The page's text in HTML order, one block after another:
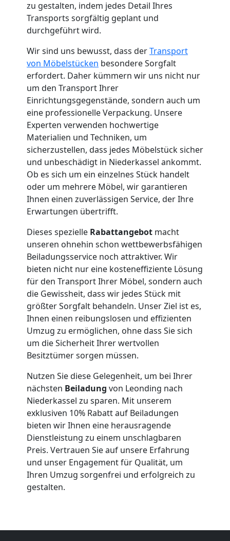
zu gestalten, indem jedes Detail Ihres
Transports sorgfältig geplant und
durchgeführt wird.
Wir sind uns bewusst, dass derTransport
von Möbelstücken besondere Sorgfalt
erfordert. Daher kümmern wir uns nicht nur
um den Transport Ihrer
Einrichtungsgegenstände, sondern auch um
eine professionelle Verpackung. Unsere
Experten verwenden hochwertige
Materialien und Techniken, um
sicherzustellen, dass jedes Möbelstück sicher
und unbeschädigt in Niederkassel ankommt.
Ob es sich um ein einzelnes Stück handelt
oder um mehrere Möbel, wir garantieren
Ihnen einen zuverlässigen Service, der Ihre
Erwartungen übertrifft.
Dieses spezielle Rabattangebot macht
unseren ohnehin schon wettbewerbsfähigen
Beiladungsservice noch attraktiver. Wir
bieten nicht nur eine kosteneffiziente Lösung
für den Transport Ihrer Möbel, sondern auch
die Gewissheit, dass wir jedes Stück mit
größter Sorgfalt behandeln. Unser Ziel ist es,
Ihnen einen reibungslosen und effizienten
Umzug zu ermöglichen, ohne dass Sie sich
um die Sicherheit Ihrer wertvollen
Besitztümer sorgen müssen.
Nutzen Sie diese Gelegenheit, um bei Ihrer
nächsten Beiladung von Leonding nach
Niederkassel zu sparen. Mit unserem
exklusiven 10% Rabatt auf Beiladungen
bieten wir Ihnen eine herausragende
Dienstleistung zu einem unschlagbaren
Preis. Vertrauen Sie auf unsere Erfahrung
und unser Engagement für Qualität, um
Ihren Umzug sorgenfrei und erfolgreich zu
gestalten.
Küchenumzug
Leonding
Umzug
und
Lagerung
Leonding
Full-
Service-
Umzug
Leonding
Qualitäts-
Umzüge
Leonding
Vereinsumzug
Leonding
Anfrage
National